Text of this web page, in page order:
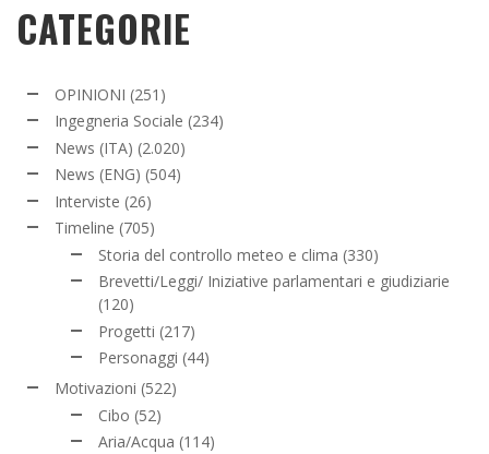
CATEGORIE
OPINIONI (251)
Ingegneria Sociale (234)
News (ITA) (2.020)
News (ENG) (504)
Interviste (26)
Timeline (705)
Storia del controllo meteo e clima (330)
Brevetti/Leggi/ Iniziative parlamentari e giudiziarie
(120)
Progetti (217)
Personaggi (44)
Motivazioni (522)
Cibo (52)
Aria/Acqua (114)